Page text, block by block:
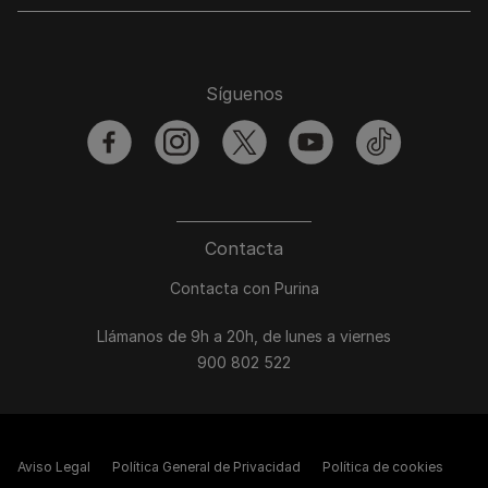
Contacta
Contacta con Purina
Llámanos de 9h a 20h, de lunes a viernes
900 802 522
Síguenos
facebookinstagramtwitter youtubetiktok
Aviso Legal Política General de Privacidad Política de cookies